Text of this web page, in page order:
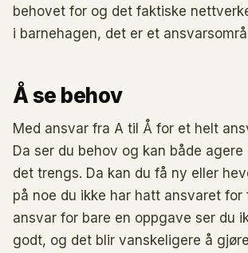
behovet for og det faktiske
i barnehagen, det er et
Å se behov
Med ansvar fra A til Å for et helt
Da ser du behov og kan både
det trengs. Da kan du få ny eller
på noe du ikke har hatt ansvaret for
ansvar for bare en oppgave ser du
godt, og det blir vanskeligere å